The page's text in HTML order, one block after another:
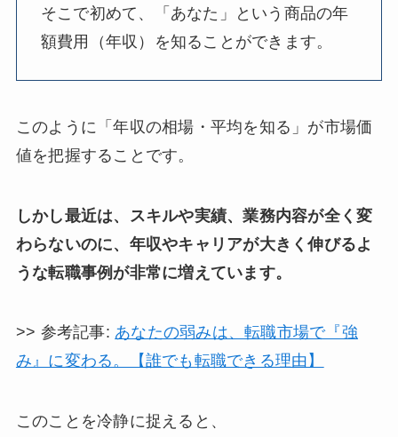
そこで初めて、「あなた」という商品の年
額費用（年収）を知ることができます。
このように「年収の相場・平均を知る」が市場価
値を把握することです。
しかし最近は、スキルや実績、業務内容が全く変
わらないのに、年収やキャリアが大きく伸びるよ
うな転職事例が非常に増えています。
>> 参考記事: あなたの弱みは、転職市場で『強
み』に変わる。【誰でも転職できる理由】
このことを冷静に捉えると、